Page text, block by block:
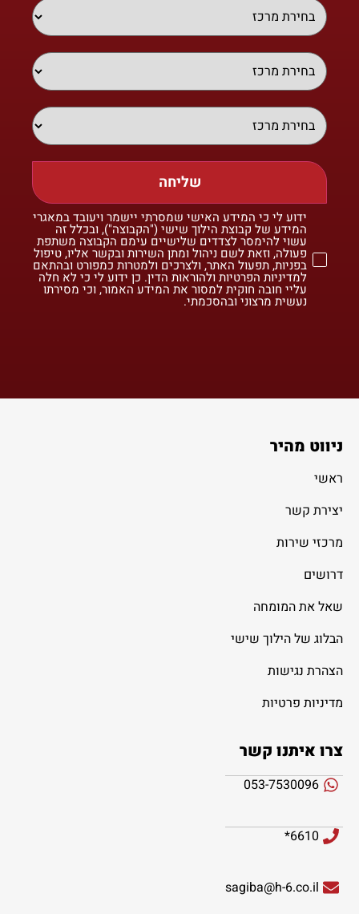
שליחה
ידוע לי כי המידע האישי שמסרתי יישמר ויעובד במאגרי
המידע של קבוצת הילוך שישי ("הקבוצה"), ובכלל זה
עשוי להימסר לצדדים שלישיים עימם הקבוצה משתפת
פעולה, וזאת לשם ניהול ומתן השירות ובקשר אליו, טיפול
בפניות, תפעול האתר, ולצרכים ולמטרות כמפורט ובהתאם
למדיניות הפרטיות ולהוראות הדין. כן ידוע לי כי לא חלה
עליי חובה חוקית למסור את המידע האמור, וכי מסירתו
נעשית מרצוני ובהסכמתי.
ניווט מהיר
ראשי
יצירת קשר
מרכזי שירות
דרושים
שאל את המומחה
הבלוג של הילוך שישי
הצהרת נגישות
מדיניות פרטיות
צרו איתנו קשר
053-7530096
6610*
sagiba@h-6.co.il